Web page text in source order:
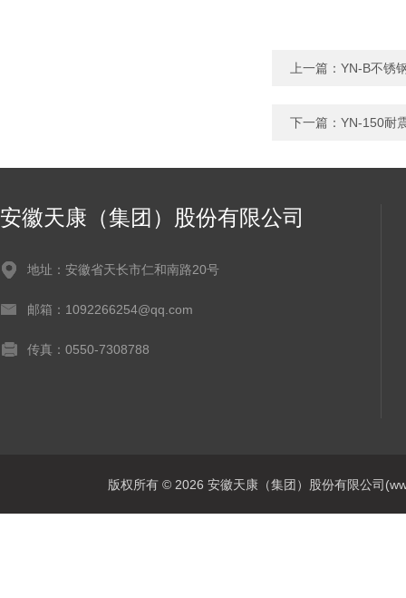
上一篇： YN-B不锈
下一篇： YN-150耐
安徽天康（集团）股份有限公司
地址：安徽省天长市仁和南路20号
邮箱：1092266254@qq.com
传真：0550-7308788
版权所有 © 2026 安徽天康（集团）股份有限公司